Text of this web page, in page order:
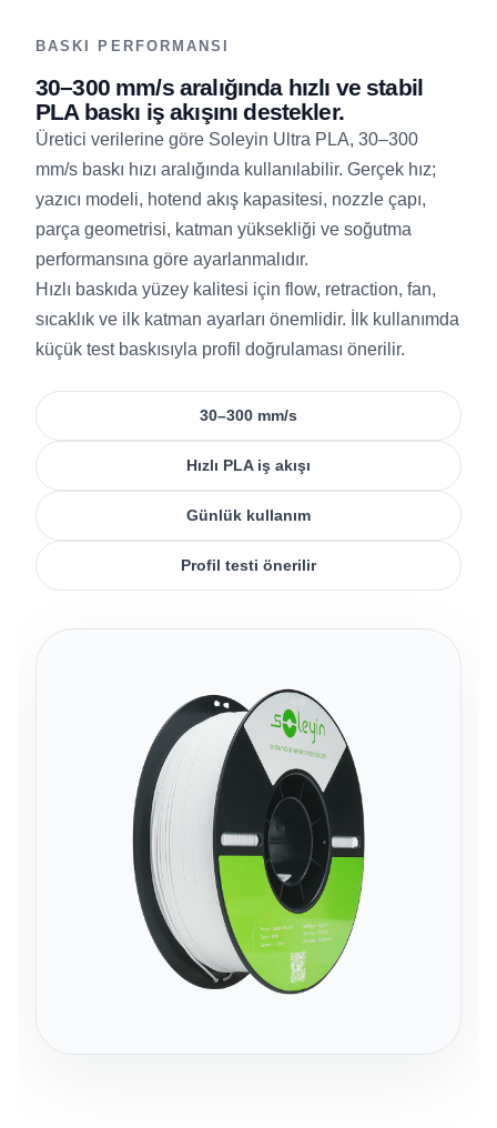
BASKI PERFORMANSI
30–300 mm/s aralığında hızlı ve stabil
PLA baskı iş akışını destekler.
Üretici verilerine göre Soleyin Ultra PLA, 30–300
mm/s baskı hızı aralığında kullanılabilir. Gerçek hız;
yazıcı modeli, hotend akış kapasitesi, nozzle çapı,
parça geometrisi, katman yüksekliği ve soğutma
performansına göre ayarlanmalıdır.
Hızlı baskıda yüzey kalitesi için flow, retraction, fan,
sıcaklık ve ilk katman ayarları önemlidir. İlk kullanımda
küçük test baskısıyla profil doğrulaması önerilir.
30–300 mm/s
Hızlı PLA iş akışı
Günlük kullanım
Profil testi önerilir